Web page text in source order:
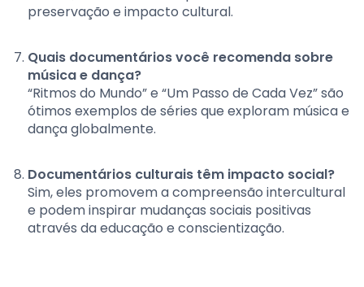
preservação e impacto cultural.
Quais documentários você recomenda sobre
música e dança?
“Ritmos do Mundo” e “Um Passo de Cada Vez” são
ótimos exemplos de séries que exploram música e
dança globalmente.
Documentários culturais têm impacto social?
Sim, eles promovem a compreensão intercultural
e podem inspirar mudanças sociais positivas
através da educação e conscientização.